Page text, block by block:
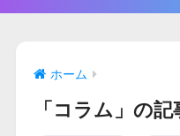
ホーム
「コラム」の